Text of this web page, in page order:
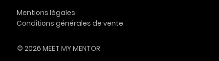
Mentions légales
Conditions générales de vente
© 2026 MEET MY MENTOR